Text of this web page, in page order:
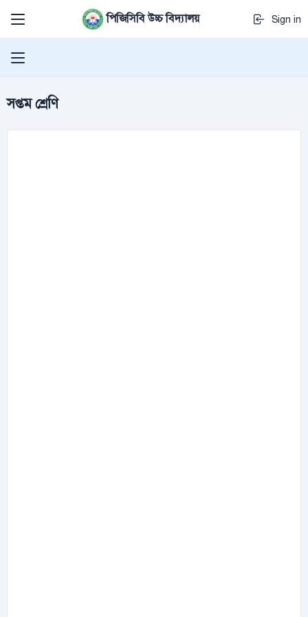
পিজিসিবি উচ্চ বিদ্যালয় Sign in
সপ্তম শ্রেণি